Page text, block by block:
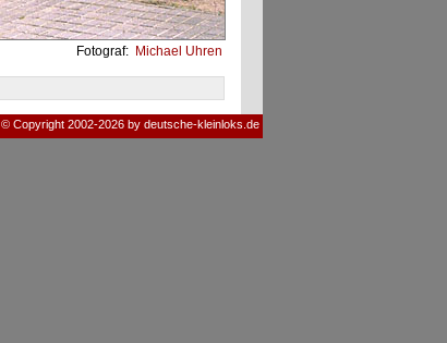
Fotograf: Michael Uhren
© Copyright 2002-2026 by deutsche-kleinloks.de